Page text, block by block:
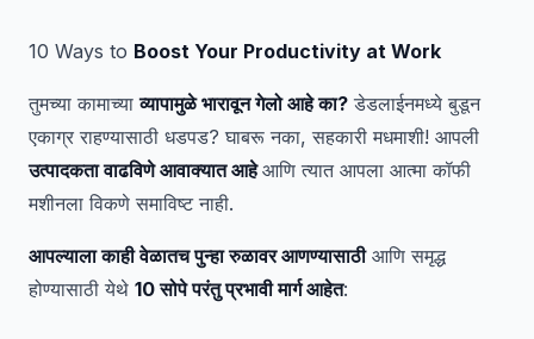
10 Ways to Boost Your Productivity at Work
तुमच्या कामाच्याव्यापामुळे भारावून गेलो आहे का? डेडलाईनमध्ये बुडून
एकाग्र राहण्यासाठी धडपड? घाबरू नका, सहकारी मधमाशी! आपली
उत्पादकता वाढविणे आवाक्यात आहेआणि त्यात आपला आत्मा कॉफी
मशीनला विकणे समाविष्ट नाही.
आपल्याला काही वेळातच पुन्हा रुळावर आणण्यासाठीआणि समृद्ध
होण्यासाठी येथे 10 सोपे परंतु प्रभावी मार्ग आहेत: